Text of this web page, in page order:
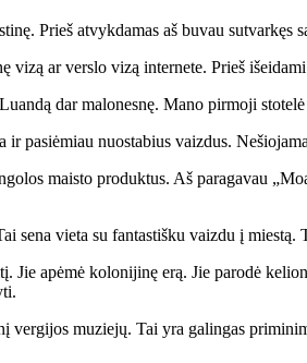
Prieš atvykdamas aš buvau sutvarkęs
ar verslo vizą internete. Prieš
dar malonesnę. Mano pirmoji
pasiėmiau nuostabius vaizdus.
maisto produktus. Aš paragavau
sena vieta su fantastišku vaizdu į
Jie apėmė kolonijinę erą. Jie parodė
muziejų. Tai yra galingas